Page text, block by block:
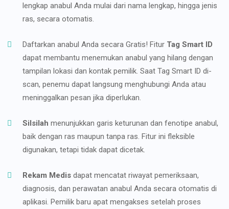
lengkap anabul Anda mulai dari nama lengkap, hingga jenis
ras, secara otomatis.
Daftarkan anabul Anda secara Gratis! Fitur Tag Smart ID
dapat membantu menemukan anabul yang hilang dengan
tampilan lokasi dan kontak pemilik. Saat Tag Smart ID di-
scan, penemu dapat langsung menghubungi Anda atau
meninggalkan pesan jika diperlukan.
Silsilah menunjukkan garis keturunan dan fenotipe anabul,
baik dengan ras maupun tanpa ras. Fitur ini fleksible
digunakan, tetapi tidak dapat dicetak.
Rekam Medis dapat mencatat riwayat pemeriksaan,
diagnosis, dan perawatan anabul Anda secara otomatis di
aplikasi. Pemilik baru apat mengakses setelah proses